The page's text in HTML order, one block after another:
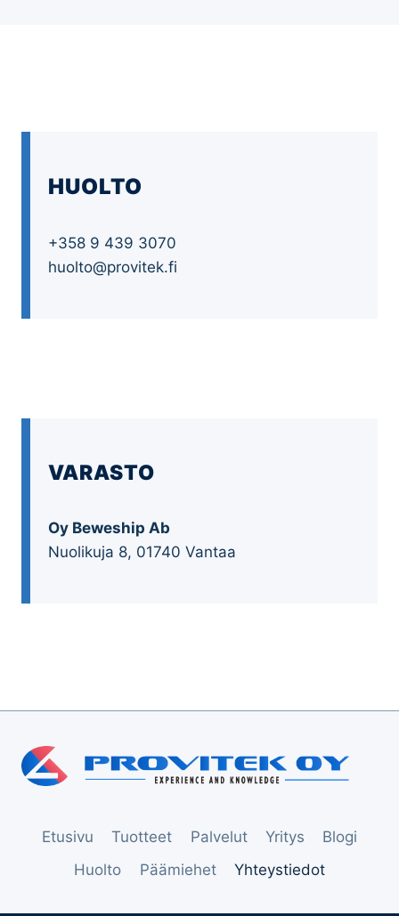
HUOLTO
+358 9 439 3070
huolto@provitek.fi
VARASTO
Oy Beweship Ab
Nuolikuja 8, 01740 Vantaa
Etusivu Tuotteet Palvelut Yritys
Blogi
Huolto
Päämiehet Yhteystiedot